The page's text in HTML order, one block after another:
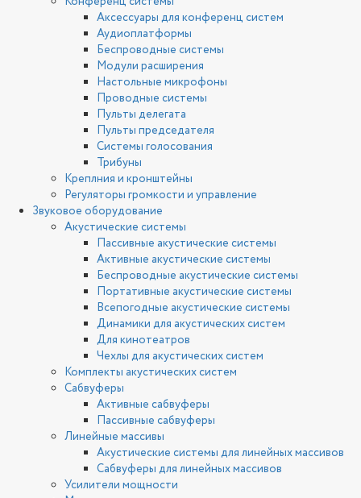
Аксессуары для конференц систем
Аудиоплатформы
Беспроводные системы
Модули расширения
Настольные микрофоны
Проводные системы
Пульты делегата
Пульты председателя
Системы голосования
Трибуны
Креплния и кронштейны
Регуляторы громкости и управление
Звуковое оборудование
Акустические системы
Пассивные акустические системы
Активные акустические системы
Беспроводные акустические системы
Портативные акустические системы
Всепогодные акустические системы
Динамики для акустических систем
Для кинотеатров
Чехлы для акустических систем
Комплекты акустических систем
Сабвуферы
Активные сабвуферы
Пассивные сабвуферы
Линейные массивы
Акустические системы для линейных массивов
Сабвуферы для линейных массивов
Усилители мощности